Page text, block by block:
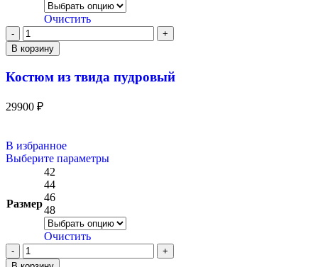
Очистить
В корзину
Костюм из твида пудровый
29900 ₽
В избранное
Выберите параметры
Размер
42
44
46
48
Очистить